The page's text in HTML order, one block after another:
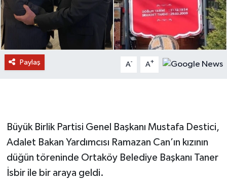
Paylaş A- A+
Büyük Birlik Partisi Genel Başkanı Mustafa Destici,
Adalet Bakan Yardımcısı Ramazan Can’ın kızının
düğün töreninde Ortaköy Belediye Başkanı Taner
İsbir ile bir araya geldi.